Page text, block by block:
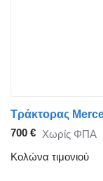
700 € Χωρίς ΦΠΑ
Κολώνα τιμονιού